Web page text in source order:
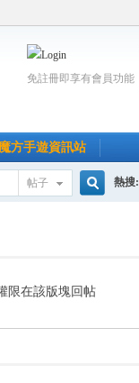
免註冊即享有會員功能
魔方手遊資訊站
帖子
索
熱搜:
限在該版塊回帖